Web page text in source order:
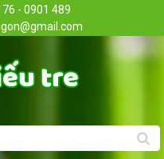
- 0901 489